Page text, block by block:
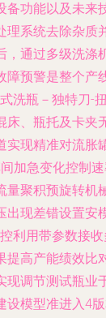
功能以及未
系统去除杂质
，通过多级洗
障预警是整个
洗瓶－独特刀-
、瓶托及卡
现精准对流胀
加急变化控制
量聚积预旋转
现差错设置
利用带参数接
提高产能绩效
现调节测试瓶
设模型准进入4